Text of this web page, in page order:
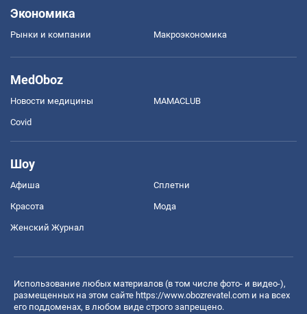
Экономика
Рынки и компании Mакроэкономика
MedOboz
Новости медицины MAMACLUB
Covid
Шоу
Афиша Сплетни
Красота Мода
Женский Журнал
Использование любых материалов (в том числе фото- и видео-),
размещенных на этом сайте https://www.obozrevatel.com и на всех
его поддоменах, в любом виде строго запрещено.